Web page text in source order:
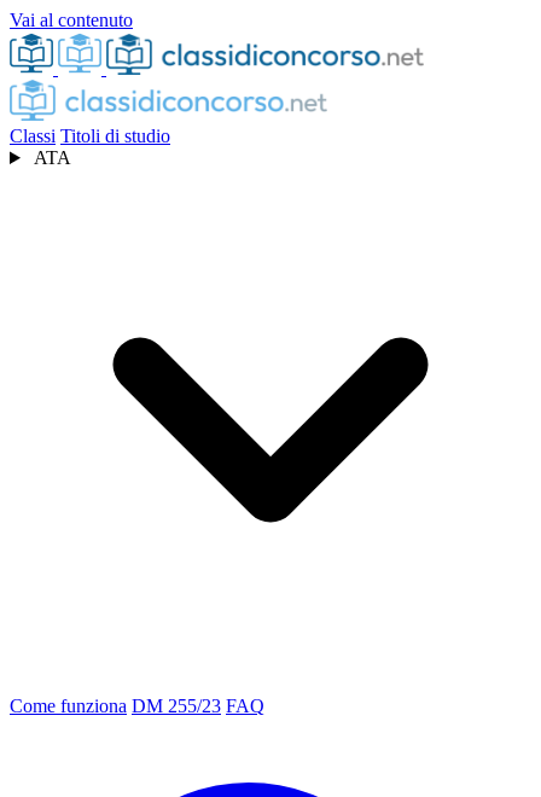
Vai al contenuto
Classi Titoli di studio
ATA
Come funziona DM 255/23 FAQ